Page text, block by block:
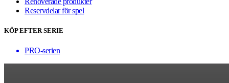
Reservdelar för spel
KÖP EFTER SERIE
PRO-serien